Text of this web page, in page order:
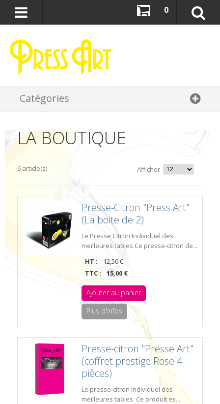
0
Catégories
LA BOUTIQUE
6 article(s) Afficher
Presse-Citron "Press Art"
(La boite de 2)
Le Presse Citron Individuel des
meilleures tables Ce presse-citron de...
HT :
12,50 €
TTC :
15,00 €
Ajouter au panier
Plus d'infos
Presse-citron "Presse Art"
(coffret prestige Rose 4
pièces)
Le presse-citron individuel des
meilleures tables Ce produit es...